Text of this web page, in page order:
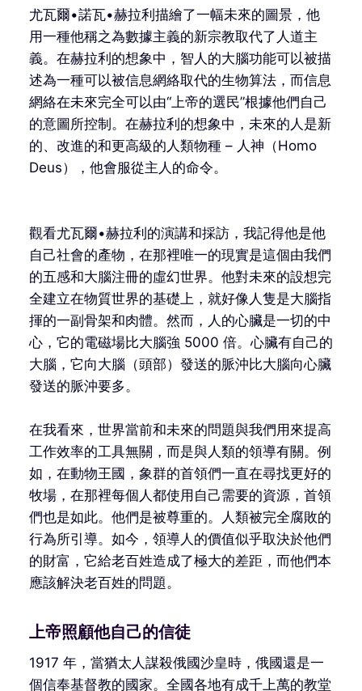
尤瓦爾•諾瓦•赫拉利描繪了一幅未來的圖景，他
用一種他稱之為數據主義的新宗教取代了人道主
義。在赫拉利的想象中，智人的大腦功能可以被描
述為一種可以被信息網絡取代的生物算法，而信息
網絡在未來完全可以由“上帝的選民”根據他們自己
的意圖所控制。在赫拉利的想象中，未來的人是新
的、改進的和更高級的人類物種 – 人神（Homo
Deus），他會服從主人的命令。
觀看尤瓦爾•赫拉利的演講和採訪，我記得他是他
自己社會的產物，在那裡唯一的現實是這個由我們
的五感和大腦注冊的虛幻世界。他對未來的設想完
全建立在物質世界的基礎上，就好像人隻是大腦指
揮的一副骨架和肉體。然而，人的心臟是一切的中
心，它的電磁場比大腦強 5000 倍。心臟有自己的
大腦，它向大腦（頭部）發送的脈沖比大腦向心臟
發送的脈沖要多。
在我看來，世界當前和未來的問題與我們用來提高
工作效率的工具無關，而是與人類的領導有關。例
如，在動物王國，象群的首領們一直在尋找更好的
牧場，在那裡每個人都使用自己需要的資源，首領
們也是如此。他們是被尊重的。人類被完全腐敗的
行為所引導。如今，領導人的價值似乎取決於他們
的財富，它給老百姓造成了極大的差距，而他們本
應該解決老百姓的問題。
上帝照顧他自己的信徒
1917 年，當猶太人謀殺俄國沙皇時，俄國還是一
個信奉基督教的國家。全國各地有成千上萬的教堂